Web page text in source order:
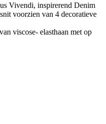
Vivendi, inspirerend Denim
voorzien van 4 decoratieve
viscose- elasthaan met op